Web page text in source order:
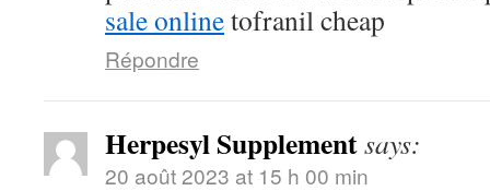
sale onlinetofranil cheap
Répondre
Herpesyl Supplementsays:
20 août 2023 at 15 h 00 min